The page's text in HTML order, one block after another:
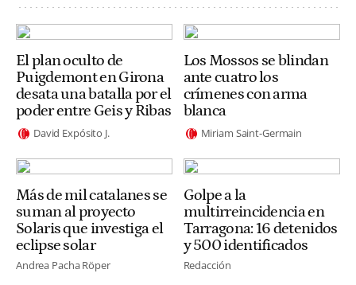
El plan oculto de
Puigdemont en Girona
desata una batalla por el
poder entre Geis y Ribas
David Expósito J.
Los Mossos se blindan
ante cuatro los
crímenes con arma
blanca
Miriam Saint-Germain
Más de mil catalanes se
suman al proyecto
Solaris que investiga el
eclipse solar
Andrea Pacha Röper
Golpe a la
multirreincidencia en
Tarragona: 16 detenidos
y 500 identificados
Redacción